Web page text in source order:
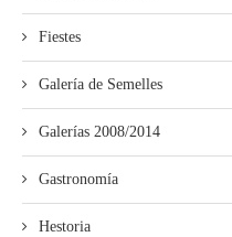
Fiestes
Galería de Semelles
Galerías 2008/2014
Gastronomía
Hestoria